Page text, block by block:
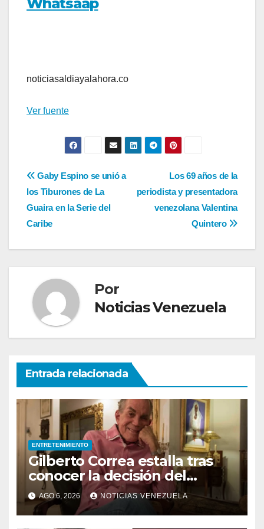
noticiasaldiayalahora.co
Ver fuente
Navegación
de
entradas
Los 69 años de la
periodista y presentadora
venezolana Valentina
Quintero
Gaby Espino se unió a
los Tiburones de La
Guaira en la Serie del
Caribe
Por
Noticias Venezuela
Entrada relacionada
ENTRETENIMIENTO
Gilberto Correa estalla tras
conocer la decisión del
tribunal en su caso
AGO 6, 2026 NOTICIAS VENEZUELA